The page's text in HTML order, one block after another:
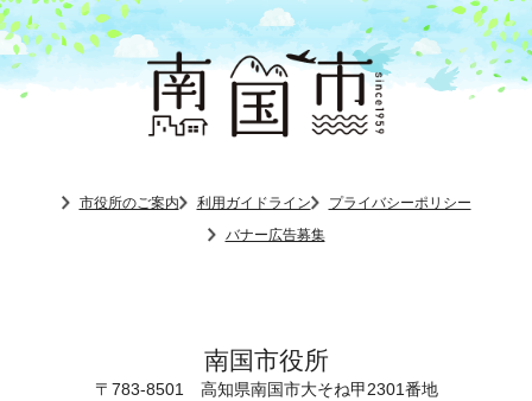
市役所のご案内 利用ガイドライン
プライバシーポリシー
バナー広告募集
南国市役所
〒783-8501 高知県南国市大そね甲2301番地